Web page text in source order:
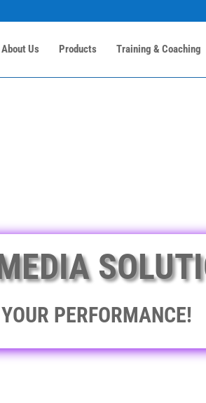
About Us Products Training & Coaching
PERFORMANCE!